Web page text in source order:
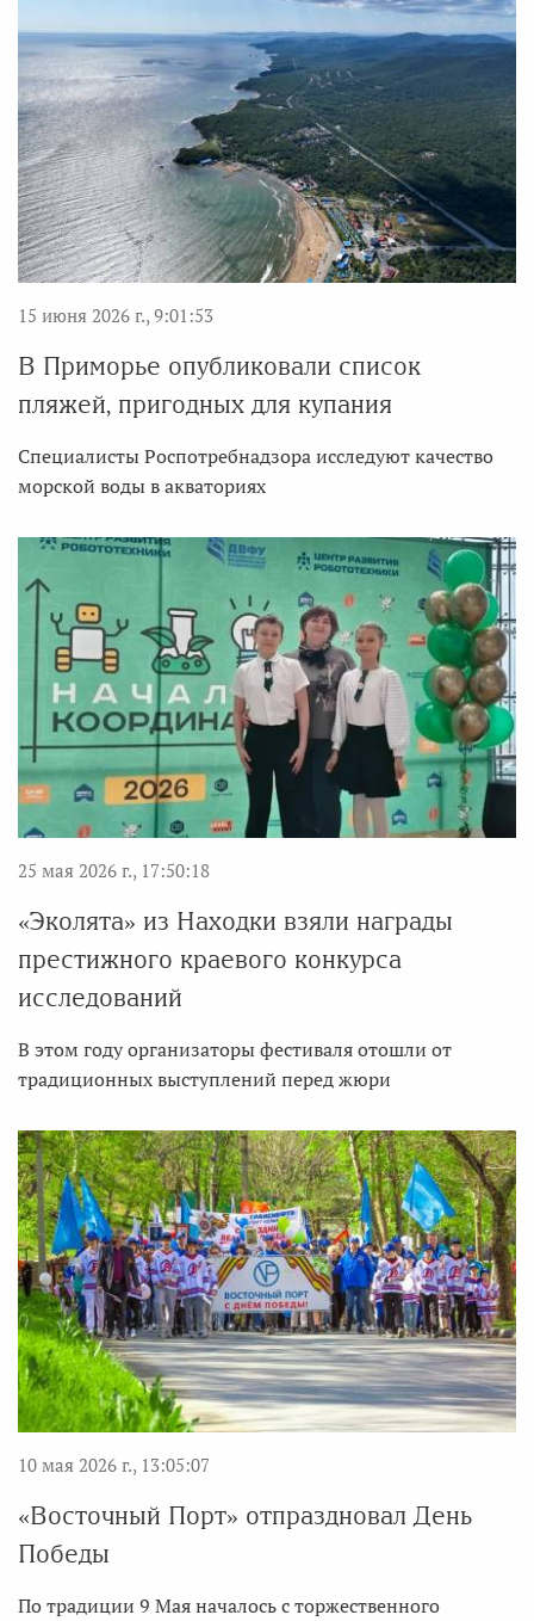
15 июня 2026 г., 9:01:53
В Приморье опубликовали список
пляжей, пригодных для купания
Специалисты Роспотребнадзора исследуют качество
морской воды в акваториях
25 мая 2026 г., 17:50:18
«Эколята» из Находки взяли награды
престижного краевого конкурса
исследований
В этом году организаторы фестиваля отошли от
традиционных выступлений перед жюри
10 мая 2026 г., 13:05:07
«Восточный Порт» отпраздновал День
Победы
По традиции 9 Мая началось с торжественного